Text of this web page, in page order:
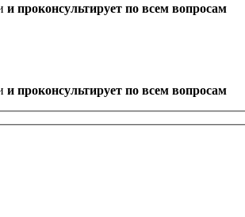
и проконсультирует по всем вопросам
и проконсультирует по всем вопросам